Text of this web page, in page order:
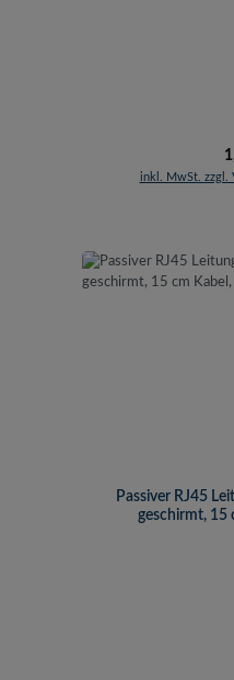
inkl. MwSt. zzgl.
Passiver RJ45
geschirmt, 15